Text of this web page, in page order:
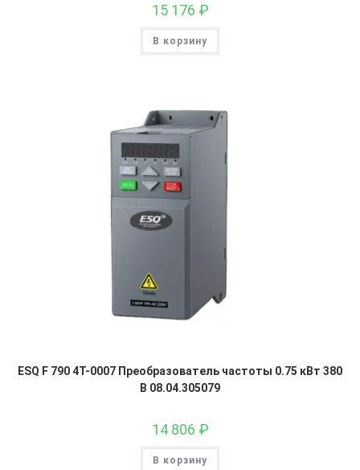
15 176 ₽
В корзину
ESQ F 790 4T-0007 Преобразователь частоты 0.75 кВт 380
В 08.04.305079
14 806 ₽
В корзину